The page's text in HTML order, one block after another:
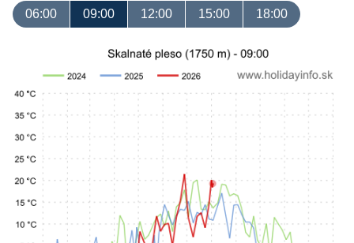
06:00 09:00 12:00 15:00 18:00